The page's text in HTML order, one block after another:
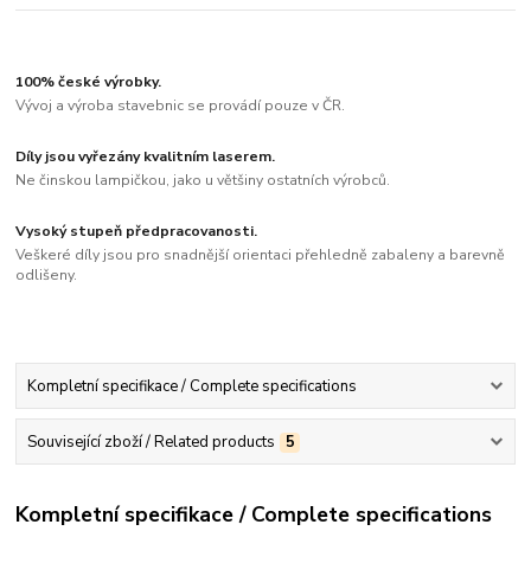
100% české výrobky.
Vývoj a výroba stavebnic se provádí pouze v ČR.
Díly jsou vyřezány kvalitním laserem.
Ne činskou lampičkou, jako u většiny ostatních výrobců.
Vysoký stupeň předpracovanosti.
Veškeré díly jsou pro snadnější orientaci přehledně zabaleny a barevně
odlišeny.
Kompletní specifikace / Complete specifications
Související zboží / Related products 5
Kompletní specifikace / Complete specifications